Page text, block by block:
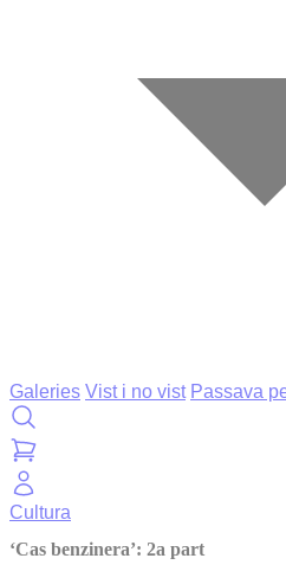
Galeries Vist i no vist Passava
Cultura
‘Cas benzinera’: 2a part